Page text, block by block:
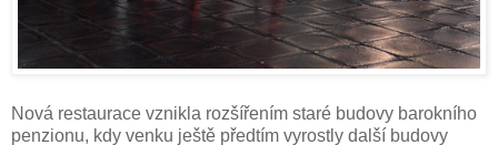
Nová restaurace vznikla rozšířením staré budovy barokního
penzionu, kdy venku ještě předtím vyrostly další budovy